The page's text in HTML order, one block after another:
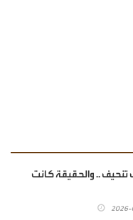
تنحيف .. والحقيقة كانت